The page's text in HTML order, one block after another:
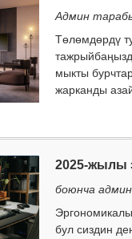
Админ
Төлөмдөрдү
мыкты
жарканды
2025-жылы
боюнча
бул сиздин